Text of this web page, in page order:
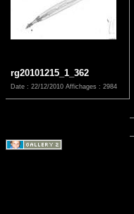
rg20101215_1_362
Date : 22/12/2010 Affichages : 2984